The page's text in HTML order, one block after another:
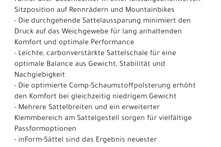
Sitzposition auf Rennrädern und Mountainbikes
- Die durchgehende Sattelaussparung minimiert den
Druck auf das Weichgewebe für lang anhaltenden
Komfort und optimale Performance
- Leichte, carbonverstärkte Sattelschale für eine
optimale Balance aus Gewicht, Stabilität und
Nachgiebigkeit
- Die optimierte Comp-Schaumstoffpolsterung erhöht
den Komfort bei gleichzeitig niedrigem Gewicht
- Mehrere Sattelbreiten und ein erweiterter
Klemmbereich am Sattelgestell sorgen für vielfältige
Passformoptionen
- inForm-Sättel sind das Ergebnis neuester